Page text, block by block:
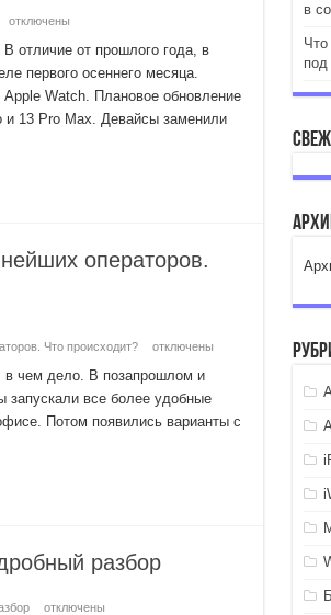
отключены
отличие от прошлого года, в
первого осеннего месяца.
Watch. Плановое обновление
и 13 Pro Max. Девайсы заменили
операторов.
Что происходит? отключены
в чем дело. В позапрошлом и
запускали все более удобные
Потом появились варианты с
разбор
отключены
в
Что